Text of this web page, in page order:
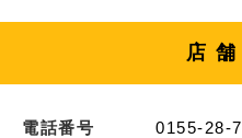
店
電話番号 0155-28-